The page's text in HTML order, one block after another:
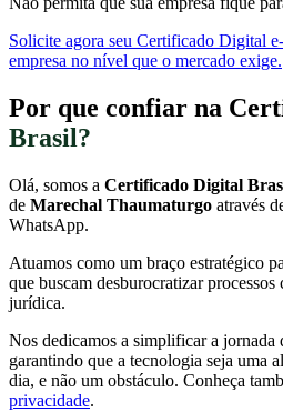
Solicite agora seu Certificado Digital
empresa no nível que o mercado exige.
Por que confiar na
Brasil?
Olá, somos a Certificado Digital
de Marechal Thaumaturgo através
WhatsApp.
Atuamos como um braço estratégico
que buscam desburocratizar processos
jurídica.
Nos dedicamos a simplificar a jornada
garantindo que a tecnologia seja uma
dia, e não um obstáculo. Conheça
privacidade.